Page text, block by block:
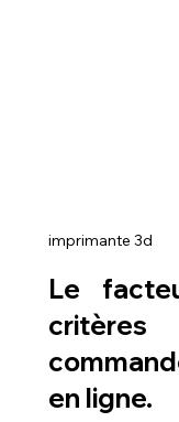
imprimante 3d
Le
en ligne.